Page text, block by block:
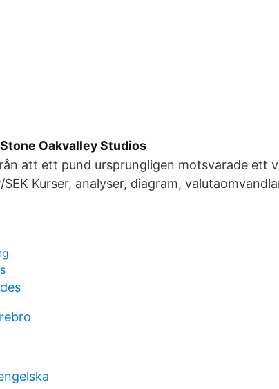
Oakvalley Studios
att ett pund ursprungligen motsvarade ett
SEK Kurser, analyser, diagram,